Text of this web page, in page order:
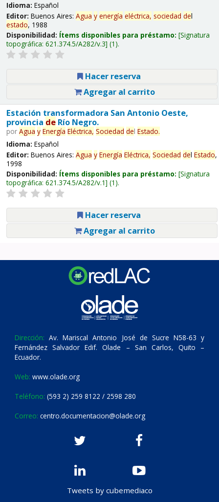
Idioma: Español
Editor: Buenos Aires: Agua y energía eléctrica, sociedad del
estado, 1988
Disponibilidad: Ítems disponibles para préstamo: Signatura
topográfica: 621.374.5/A282/v.3 (1).
Hacer reserva
Agregar al carrito
Estación transformadora San Antonio Oeste,
provincia deRío Negro.
por Agua y Energía Eléctrica, Sociedad del Estado.
Idioma: Español
Editor: Buenos Aires: Agua y Energía Eléctrica, Sociedad del Estado,
1998
Disponibilidad: Ítems disponibles para préstamo: Signatura
topográfica: 621.374.5/A282/v.1 (1).
Hacer reserva
Agregar al carrito
Dirección: Av. Mariscal Antonio José de Sucre N58-63 y
Fernández Salvador Edif. Olade – San Carlos, Quito –
Ecuador.
Web: www.olade.org
Teléfono: (593 2) 259 8122 / 2598 280
Correo: centro.documentacion@olade.org
Tweets by cubemediaco